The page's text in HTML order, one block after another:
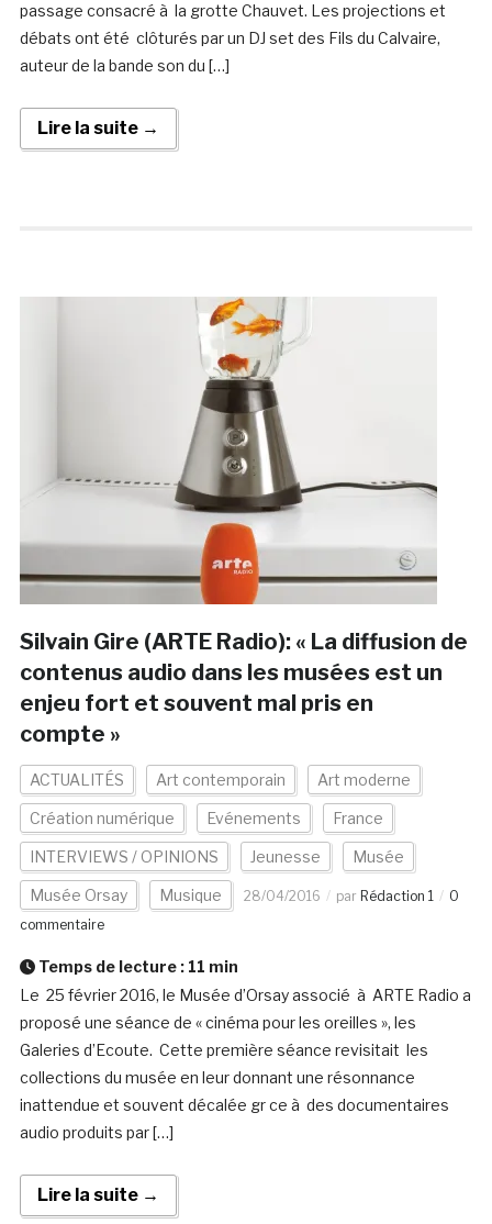
passage consacré à la grotte Chauvet. Les projections et
débats ont été clôturés par un DJ set des Fils du Calvaire,
auteur de la bande son du […]
Lire la suite →
Silvain Gire (ARTE Radio): « La diffusion de
contenus audio dans les musées est un
enjeu fort et souvent mal pris en
compte »
ACTUALITÉS Art contemporain Art moderne
Création numérique Evénements France
INTERVIEWS / OPINIONS Jeunesse Musée
Musée Orsay Musique 28/04/2016 par Rédaction 1
0
commentaire
Temps de lecture : 11 min
Le 25 février 2016, le Musée d’Orsay associé à ARTE Radio a
proposé une séance de « cinéma pour les oreilles », les
Galeries d’Ecoute. Cette première séance revisitait les
collections du musée en leur donnant une résonnance
inattendue et souvent décalée gr ce à des documentaires
audio produits par […]
Lire la suite →